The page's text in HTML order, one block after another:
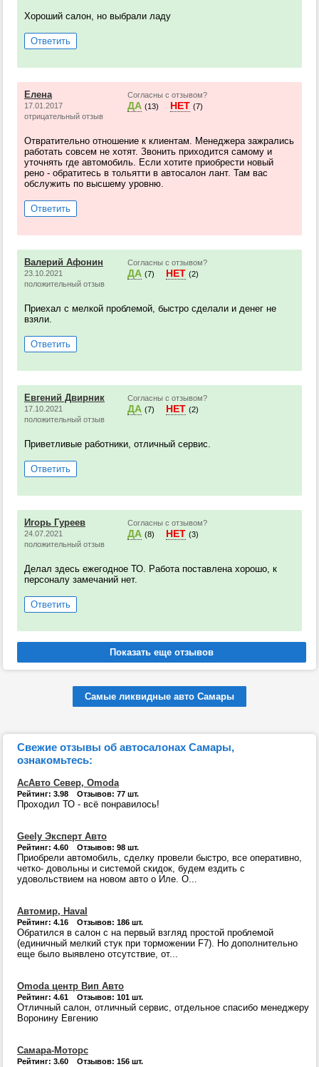
Хороший салон, но выбрали ладу
Ответить
Елена
17.01.2017
отрицательный отзыв
Согласны с отзывом?
ДА (13) НЕТ (7)
Отвратительно отношение к клиентам. Менеджера зажрались
работать совсем не хотят. Звонить приходится самому и
уточнять где автомобиль. Если хотите приобрести новый
рено - обратитесь в тольятти в автосалон лант. Там вас
обслужить по высшему уровню.
Ответить
Валерий Афонин
23.10.2021
положительный отзыв
Согласны с отзывом?
ДА (7) НЕТ (2)
Приехал с мелкой проблемой, быстро сделали и денег не
взяли.
Ответить
Евгений Двирник
17.10.2021
положительный отзыв
Согласны с отзывом?
ДА (7) НЕТ (2)
Приветливые работники, отличный сервис.
Ответить
Игорь Гуреев
24.07.2021
положительный отзыв
Согласны с отзывом?
ДА (8) НЕТ (3)
Делал здесь ежегодное ТО. Работа поставлена хорошо, к
персоналу замечаний нет.
Ответить
Самые ликвидные авто Самары
Свежие отзывы об автосалонах Самары,
ознакомьтесь:
АсАвто Север, Omoda
Рейтинг: 3.98 Отзывов: 77 шт.
Проходил ТО - всё понравилось!
Geely Эксперт Авто
Рейтинг: 4.60 Отзывов: 98 шт.
Приобрели автомобиль, сделку провели быстро, все оперативно,
четко- довольны и системой скидок, будем ездить с
удовольствием на новом авто о Иле. О...
Автомир, Haval
Рейтинг: 4.16 Отзывов: 186 шт.
Обратился в салон с на первый взгляд простой проблемой
(единичный мелкий стук при торможении F7). Но дополнительно
еще было выявлено отсутствие, от...
Omoda центр Вип Авто
Рейтинг: 4.61 Отзывов: 101 шт.
Отличный салон, отличный сервис, отдельное спасибо менеджеру
Воронину Евгению
Самара-Моторс
Рейтинг: 3.60 Отзывов: 156 шт.